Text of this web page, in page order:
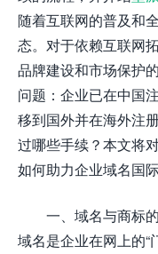
随着互联网的普及和
态。对于依赖互联网
品牌建设和市场保护
问题：企业已在中国
移到国外并在海外注
过哪些手续？本文将
如何助力企业域名国际
一、域名与商标
域名是企业在网上的“